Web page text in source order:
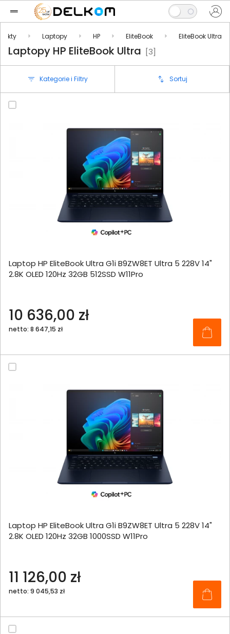
Laptopy HP EliteBook EliteBook Ultra
Laptopy HP EliteBook Ultra [3]
Kategorie i Filtry Sortuj
Laptop HP EliteBook Ultra G1i B9ZW8ET Ultra 5 228V 14"
2.8K OLED 120Hz 32GB 512SSD W11Pro
10 636,00 zł
netto: 8 647,15 zł
Laptop HP EliteBook Ultra G1i B9ZW8ET Ultra 5 228V 14"
2.8K OLED 120Hz 32GB 1000SSD W11Pro
11 126,00 zł
netto: 9 045,53 zł